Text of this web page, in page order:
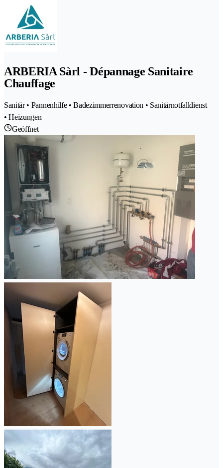
ARBERIA Sàrl - Dépannage Sanitaire
Chauffage
Sanitär • Pannenhilfe • Badezimmerrenovation • Sanitärnotfalldienst
• Heizungen
Geöffnet